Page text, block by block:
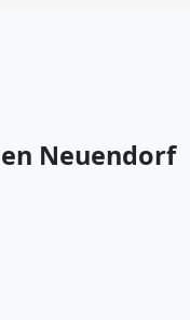
Neuendorf